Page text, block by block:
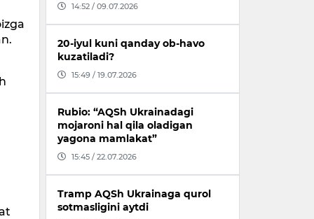
14:52 / 09.07.2026
20-iyul kuni qanday ob-havo
kuzatiladi?
15:49 / 19.07.2026
Rubio: “AQSh Ukrainadagi
mojaroni hal qila oladigan
yagona mamlakat”
15:45 / 22.07.2026
Tramp AQSh Ukrainaga qurol
sotmasligini aytdi